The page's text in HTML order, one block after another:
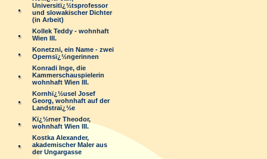
Universitï¿½tsprofessor
und slowakischer Dichter
(in Arbeit)
Kollek Teddy - wohnhaft
Wien III.
Konetzni, ein Name - zwei
Opernsï¿½ngerinnen
Konradi Inge, die
Kammerschauspielerin
wohnhaft Wien III.
Kornhï¿½usel Josef
Georg, wohnhaft auf der
Landstraï¿½e
Kï¿½rner Theodor,
wohnhaft Wien III.
Kostka Alexander,
akademischer Maler aus
der Ungargasse